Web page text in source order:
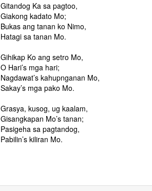
Gitandog Ka sa pagtoo,
Giakong kadato Mo;
Bukas ang tanan ko Nimo,
Hatagi sa tanan Mo.
Gihikap Ko ang setro Mo,
O Hari’s mga hari;
Nagdawat’s kahupnganan Mo,
Sakay’s mga pako Mo.
Grasya, kusog, ug kaalam,
Gisangkapan Mo’s tanan;
Pasigeha sa pagtandog,
Pabilin’s kiliran Mo.